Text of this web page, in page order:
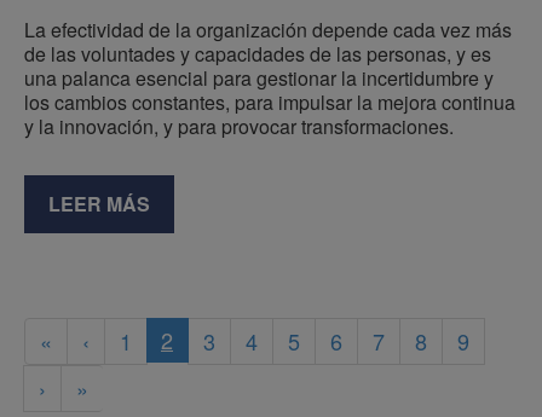
La efectividad de la organización depende cada vez más
de las voluntades y capacidades de las personas, y es
una palanca esencial para gestionar la incertidumbre y
los cambios constantes, para impulsar la mejora continua
y la innovación, y para provocar transformaciones.
LEER MÁS
« ‹ 1 2 3 4 5 6 7 8
9
›
»